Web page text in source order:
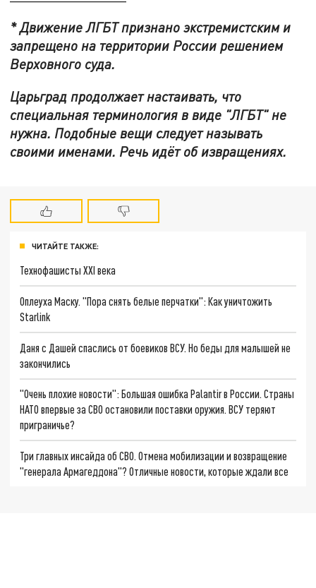
* Движение ЛГБТ признано экстремистским и
запрещено на территории России решением
Верховного суда.
Царьград продолжает настаивать, что
специальная терминология в виде "ЛГБТ" не
нужна. Подобные вещи следует называть
своими именами. Речь идёт об извращениях.
ЧИТАЙТЕ ТАКЖЕ:
Технофашисты XXI века
Оплеуха Маску. "Пора снять белые перчатки": Как уничтожить
Starlink
Даня с Дашей спаслись от боевиков ВСУ. Но беды для малышей не
закончились
"Очень плохие новости": Большая ошибка Palantir в России. Страны
НАТО впервые за СВО остановили поставки оружия. ВСУ теряют
приграничье?
Три главных инсайда об СВО. Отмена мобилизации и возвращение
"генерала Армагеддона"? Отличные новости, которые ждали все